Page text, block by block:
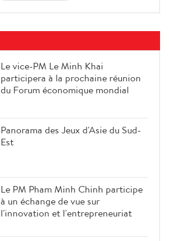
Le vice-PM Le Minh Khai
participera à la prochaine réunion
du Forum économique mondial
Panorama des Jeux d'Asie du Sud-
Est
Le PM Pham Minh Chinh participe
à un échange de vue sur
l'innovation et l'entrepreneuriat